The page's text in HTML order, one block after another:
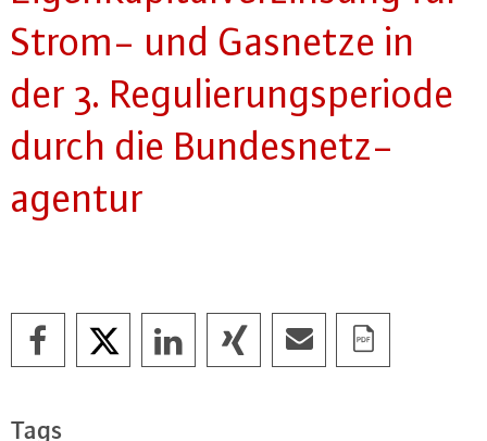
Strom- und Gasnetze in
der 3. Re­gu­lie­rungs­pe­ri­ode
durch die Bun­des­netz­
agen­tur
Tags